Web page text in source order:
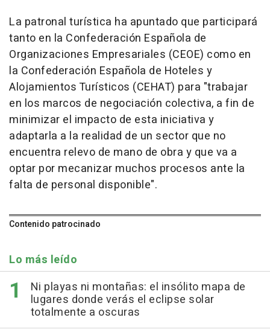
La patronal turística ha apuntado que participará
tanto en la Confederación Española de
Organizaciones Empresariales (CEOE) como en
la Confederación Española de Hoteles y
Alojamientos Turísticos (CEHAT) para "trabajar
en los marcos de negociación colectiva, a fin de
minimizar el impacto de esta iniciativa y
adaptarla a la realidad de un sector que no
encuentra relevo de mano de obra y que va a
optar por mecanizar muchos procesos ante la
falta de personal disponible".
Contenido patrocinado
Lo más leído
Ni playas ni montañas: el insólito mapa de
lugares donde verás el eclipse solar
totalmente a oscuras